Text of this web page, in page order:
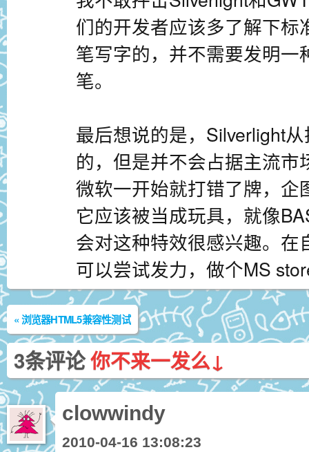
们的开发者应该多了解下
笔写字的，并不需要发明
笔。
最后想说的是，Silverlight
的，但是并不会占据主流市
微软一开始就打错了牌，
它应该被当成玩具，就像
会对这种特效很感兴趣。
可以尝试发力，做个MS
«浏览器HTML5兼容性测试
3条评论你不来一发么↓
clowwindy
2010-04-16 13:08:23